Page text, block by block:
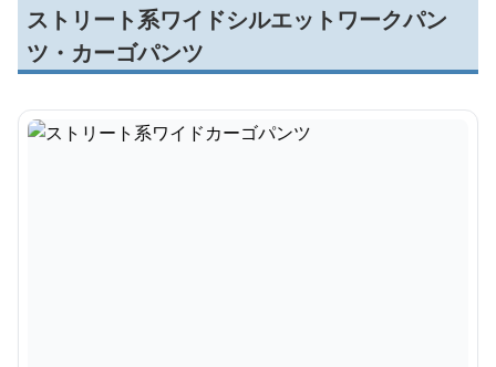
ストリート系ワイドシルエットワークパン
ツ・カーゴパンツ